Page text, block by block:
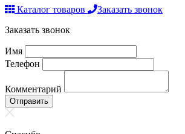
Каталог товаров
Заказать звонок
Заказать звонок
Имя
Телефон
Комментарий
Отправить